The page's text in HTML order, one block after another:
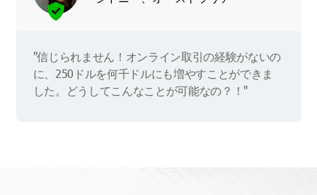
"信じられません！オンライン取引の経験がないの
に、250ドルを何千ドルにも増やすことができま
した。どうしてこんなことが可能なの？！"